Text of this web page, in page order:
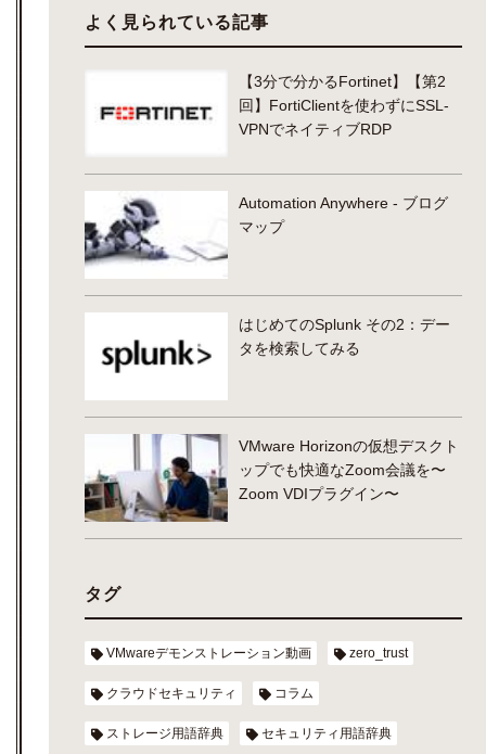
よく見られている記事
【3分で分かるFortinet】【第2
回】FortiClientを使わずにSSL-
VPNでネイティブRDP
Automation Anywhere - ブログ
マップ
はじめてのSplunk その2：デー
タを検索してみる
VMware Horizonの仮想デスクト
ップでも快適なZoom会議を〜
Zoom VDIプラグイン〜
タグ
VMwareデモンストレーション動画 zero_trust
クラウドセキュリティ コラム
ストレージ用語辞典 セキュリティ用語辞典